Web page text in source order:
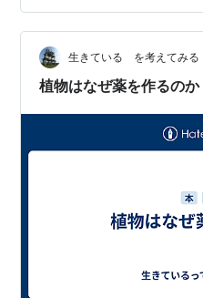
うなれば そう思えるのでし
て考えてみてください。今
ら満足できて 楽しいもので
生きている を考えてみる
植物はなぜ薬を作るのか